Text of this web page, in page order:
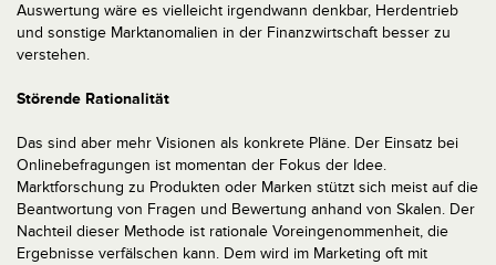
Auswertung wäre es vielleicht irgendwann denkbar, Herdentrieb
und sonstige Marktanomalien in der Finanzwirtschaft besser zu
verstehen.
Störende Rationalität
Das sind aber mehr Visionen als konkrete Pläne. Der Einsatz bei
Onlinebefragungen ist momentan der Fokus der Idee.
Marktforschung zu Produkten oder Marken stützt sich meist auf die
Beantwortung von Fragen und Bewertung anhand von Skalen. Der
Nachteil dieser Methode ist rationale Voreingenommenheit, die
Ergebnisse verfälschen kann. Dem wird im Marketing oft mit